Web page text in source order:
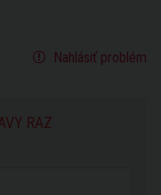
Nahlásiť problém
RAZ